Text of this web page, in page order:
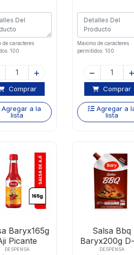
de caracteres
100
Comprar
Agregar a la
lista
Maximo de caracteres
permitidos: 100
Comprar
Agregar a
lista
Baryx165g
Picante
DESPENSA
Salsa Bbq
Baryx200g
valvula
DESPENSA